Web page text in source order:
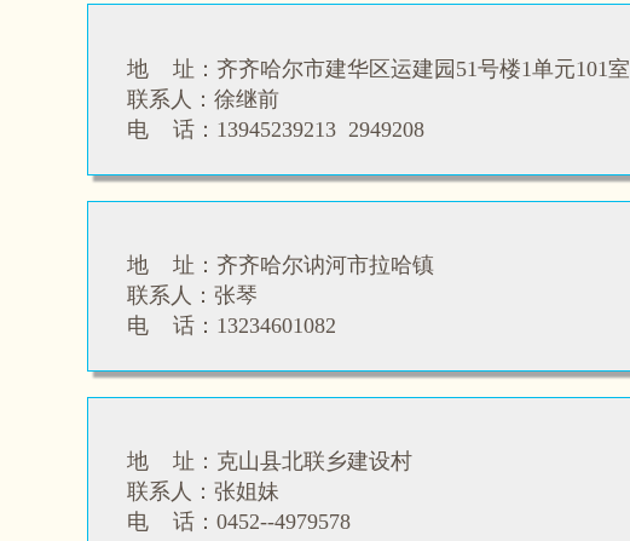
地 址： 齐齐哈尔市建华区运建园51号楼1单元101室
联系人： 徐继前
电 话： 13945239213 2949208
地 址：齐齐哈尔讷河市拉哈镇
联系人： 张琴
电 话：13234601082
地 址：克山县北联乡建设村
联系人： 张姐妹
电 话： 0452--4979578